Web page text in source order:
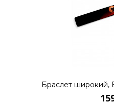
КУПИТЬ
Браслет широкий,